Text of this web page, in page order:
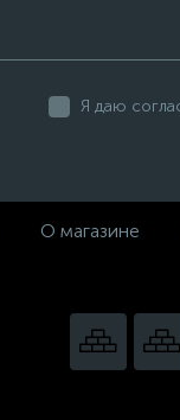
Я даю
О магазине